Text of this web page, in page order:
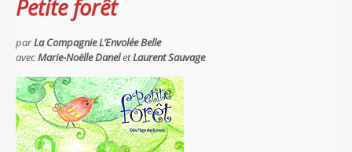
Petite forêt
parLa Compagnie L’Envolée Belle
avecMarie-Noëlle DaneletLaurent Sauvage